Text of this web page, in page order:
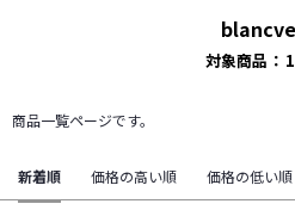
対象商品
商品一覧ページです。
新着順 価格の高い順 価格の低い順